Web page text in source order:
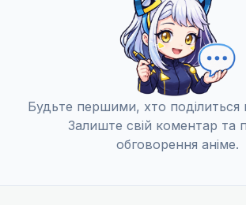
«Фестиваль вогнів у
Дата уточнюється
Будьте першими, хто
Залиште свій коментар та
обговорення аніме.